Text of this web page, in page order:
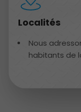
Localités
Nous
habitants de